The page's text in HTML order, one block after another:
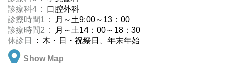
診療科4 : 口腔外科
診療時間1 : 月～土9:00～13：00
診療時間2 : 月～土14：00～18：30
休診日
: 木・日・祝祭日、年末年始
Show Map